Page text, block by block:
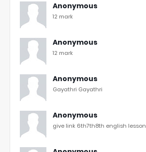
Anonymous
12 mark
Anonymous
12 mark
Anonymous
Gayathri Gayathri
Anonymous
give link 6th7th8th english